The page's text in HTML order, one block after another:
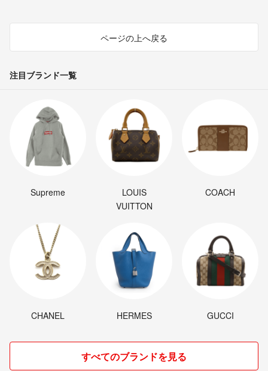
ページの上へ戻る
注目ブランド一覧
Supreme
LOUIS
VUITTON
COACH
CHANEL HERMES GUCCI
すべてのブランドを見る